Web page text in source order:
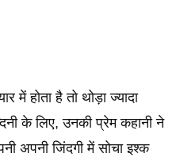
में होता है तो थोड़ा ज्यादा
के लिए, उनकी प्रेम कहानी ने
अपनी जिंदगी में सोचा इश्क